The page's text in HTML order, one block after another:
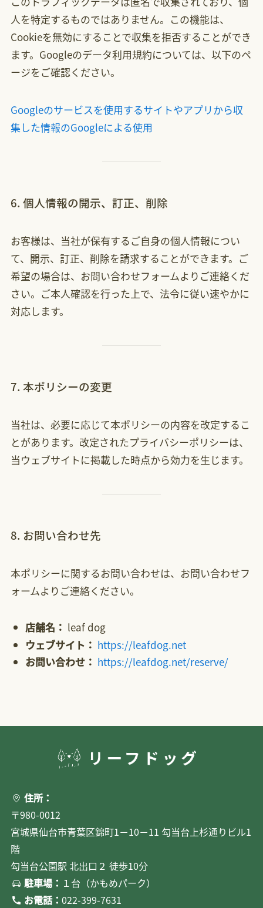
人を特定するものではありません。この機能は、
Cookieを無効にすることで収集を拒否することができ
ます。Googleのデータ利用規約については、以下のペ
ージをご確認ください。
Googleのサービスを使用するサイトやアプリから収
集した情報のGoogleによる使用
6. 個人情報の開示、訂正、削除
お客様は、当社が保有するご自身の個人情報につい
て、開示、訂正、削除を請求することができます。ご
希望の場合は、お問い合わせフォームよりご連絡くだ
さい。ご本人確認を行った上で、法令に従い速やかに
対応します。
7. 本ポリシーの変更
当社は、必要に応じて本ポリシーの内容を改定するこ
とがあります。改定されたプライバシーポリシーは、
当ウェブサイトに掲載した時点から効力を生じます。
8. お問い合わせ先
本ポリシーに関するお問い合わせは、お問い合わせフ
ォームよりご連絡ください。
店舗名： leaf dog
ウェブサイト： https://leafdog.net
お問い合わせ： https://leafdog.net/reserve/
住所：
〒980-0012
宮城県仙台市青葉区錦町1－10－11 勾当台上杉通りビル1
階
勾当台公園駅 北出口２ 徒歩10分
駐車場： １台（かもめパーク）
お電話：022-399-7631